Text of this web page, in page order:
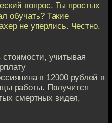
вопрос. Ты простых
обучать? Такие
не уперлись. Честно.
учитывая
в 12000 рублей в
работы. Получится
смертных видел,